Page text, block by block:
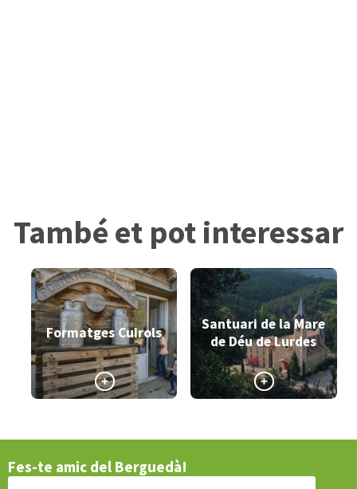
També et pot interessar
Formatges Cuirols
Santuari de la Mare
de Déu de Lurdes
Fes-te amic del Berguedà!